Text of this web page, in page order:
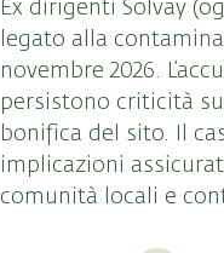
Ex dirigenti Solvay
legato alla
novembre 2026.
persistono criticità
bonifica del sito. Il
implicazioni
comunità locali e